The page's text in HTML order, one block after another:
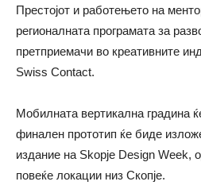
Престојот и работењето на
регионалната програмата за
претприемачи во креaтивните
Swiss Contact.
Мобилната вертикална градина
финален прототип ќе биде
издание на Skopje Design Week,
повеќе локации низ Скопје.